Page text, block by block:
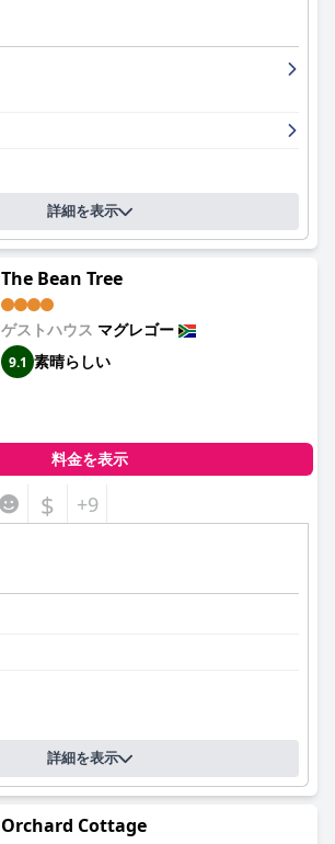
詳細を表示
The Bean Tree
ゲストハウス マグレゴー
9.1 素晴らしい
料金を表示
$ +9
詳細を表示
Orchard Cottage